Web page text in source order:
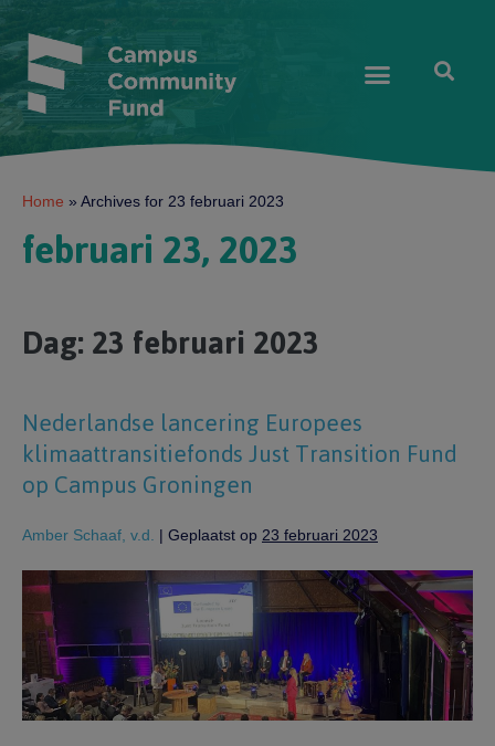
Home » Archives for 23 februari 2023
februari 23, 2023
Dag:23 februari 2023
Nederlandse lancering Europees
klimaattransitiefonds Just Transition Fund
op Campus Groningen
Amber Schaaf, v.d. | Geplaatst op 23 februari 2023